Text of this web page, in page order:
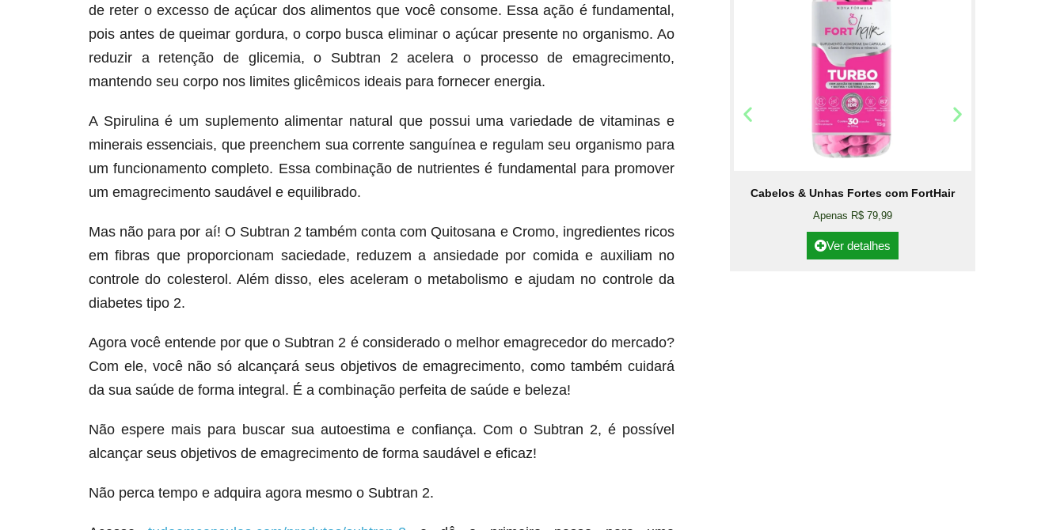
de reter o excesso de açúcar dos alimentos que você consome. Essa ação é fundamental,
pois antes de queimar gordura, o corpo busca eliminar o açúcar presente no organismo. Ao
reduzir a retenção de glicemia, o Subtran 2 acelera o processo de emagrecimento,
mantendo seu corpo nos limites glicêmicos ideais para fornecer energia.
A Spirulina é um suplemento alimentar natural que possui uma variedade de vitaminas e
minerais essenciais, que preenchem sua corrente sanguínea e regulam seu organismo para
um funcionamento completo. Essa combinação de nutrientes é fundamental para promover
um emagrecimento saudável e equilibrado.
Mas não para por aí! O Subtran 2 também conta com Quitosana e Cromo, ingredientes ricos
em fibras que proporcionam saciedade, reduzem a ansiedade por comida e auxiliam no
controle do colesterol. Além disso, eles aceleram o metabolismo e ajudam no controle da
diabetes tipo 2.
Agora você entende por que o Subtran 2 é considerado o melhor emagrecedor do mercado?
Com ele, você não só alcançará seus objetivos de emagrecimento, como também cuidará
da sua saúde de forma integral. É a combinação perfeita de saúde e beleza!
Não espere mais para buscar sua autoestima e confiança. Com o Subtran 2, é possível
alcançar seus objetivos de emagrecimento de forma saudável e eficaz!
Não perca tempo e adquira agora mesmo o Subtran 2.
Cabelos & Unhas Fortes com FortHair
Apenas R$ 79,99
Ver detalhes